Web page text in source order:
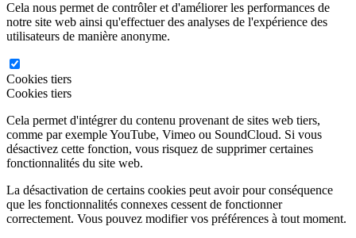
Cela nous permet de contrôler et d'améliorer les performances de
notre site web ainsi qu'effectuer des analyses de l'expérience des
utilisateurs de manière anonyme.
Cookies tiers
Cookies tiers
Cela permet d'intégrer du contenu provenant de sites web tiers,
comme par exemple YouTube, Vimeo ou SoundCloud. Si vous
désactivez cette fonction, vous risquez de supprimer certaines
fonctionnalités du site web.
La désactivation de certains cookies peut avoir pour conséquence
que les fonctionnalités connexes cessent de fonctionner
correctement. Vous pouvez modifier vos préférences à tout moment.